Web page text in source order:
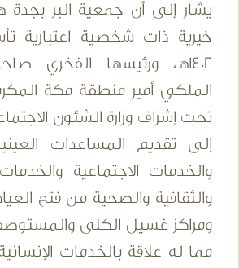
يشار إلى أن جمعية البر
خيرية ذات شخصية اعتبارية
1402هـ، ورئيسها الفخري
الملكي أمير منطقة مكة
تحت إشراف وزارة الشئون
إلى تقديم المساعدات
والخدمات الاجتماعية
والثقافية والصحية من فتح
ومراكز غسيل الكلى
مما له علاقة بالخدمات